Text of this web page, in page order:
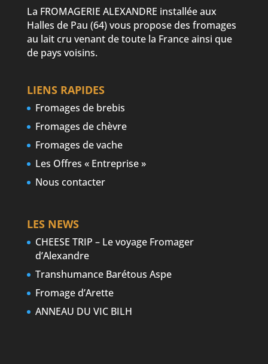
La FROMAGERIE ALEXANDRE installée aux
Halles de Pau (64) vous propose des fromages
au lait cru venant de toute la France ainsi que
de pays voisins.
LIENS RAPIDES
Fromages de brebis
Fromages de chèvre
Fromages de vache
Les Offres « Entreprise »
Nous contacter
LES NEWS
CHEESE TRIP – Le voyage Fromager
d’Alexandre
Transhumance Barétous Aspe
Fromage d’Arette
ANNEAU DU VIC BILH